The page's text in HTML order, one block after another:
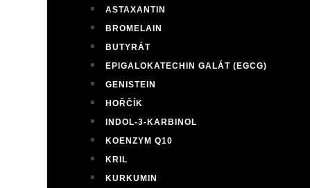
ASTAXANTIN
BROMELAIN
BUTYRÁT
EPIGALOKATECHIN GALÁT (EGCG)
GENISTEIN
HOŘČÍK
INDOL-3-KARBINOL
KOENZYM Q10
KRIL
KURKUMIN